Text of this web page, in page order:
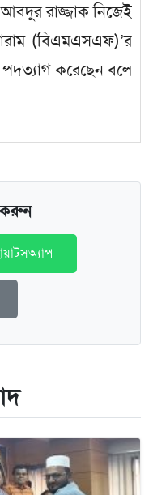
আবদুর রাজ্জাক নিজেই
(বিএমএসএফ)’র
পদত্যাগ করেছেন বলে
করুন